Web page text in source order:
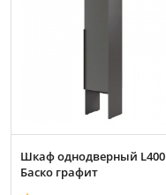
Шкаф однодверный L400
Баско графит